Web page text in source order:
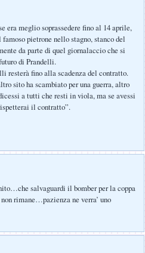
era meglio soprassedere fino al 14 aprile,
pietrone nello stagno, stanco del
da parte di quel giornalaccio che si
di Prandelli.
resterà fino alla scadenza del contratto.
sito ha scambiato per una guerra, altro
a tutti che resti in viola, ma se avessi
il contratto”.
salvaguardi il bomber per la coppa
rimane…pazienza ne verra’ uno